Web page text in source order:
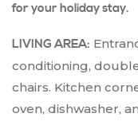
for your holiday stay.
LIVING AREA:
conditioning,
chairs. Kitchen
oven, dishwasher,